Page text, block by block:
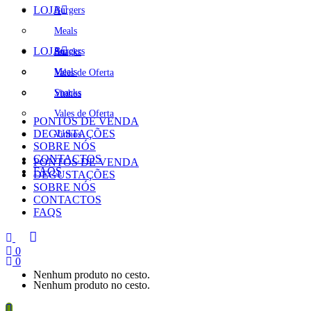
LOJABurgers
Meals
Snacks
Vales de Oferta
Vinhos
PONTOS DE VENDA
DEGUSTAÇÕES
SOBRE NÓS
CONTACTOS
FAQS
0
Nenhum produto no cesto.
LOJABurgers
Meals
Snacks
Vales de Oferta
Vinhos
PONTOS DE VENDA
DEGUSTAÇÕES
SOBRE NÓS
CONTACTOS
FAQS
0
Nenhum produto no cesto.